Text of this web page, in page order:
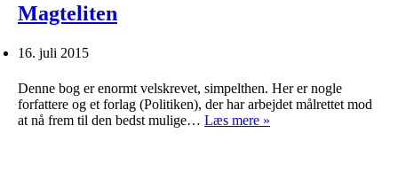
Magteliten
16. juli 2015
Denne bog er enormt velskrevet, simpelthen. Her er nogle
forfattere og et forlag (Politiken), der har arbejdet målrettet mod
at nå frem til den bedst mulige… Læs mere »